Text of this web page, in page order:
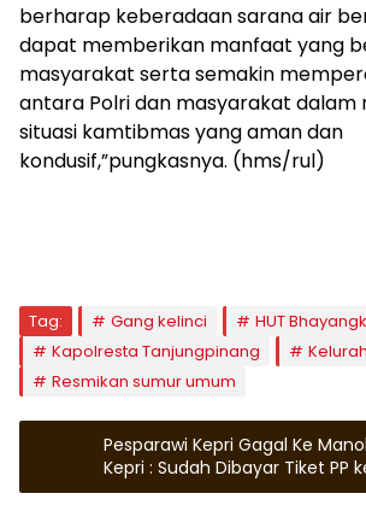
berharap keberadaan sarana air
dapat memberikan manfaat yang
masyarakat serta semakin
antara Polri dan masyarakat dalam
situasi kamtibmas yang aman dan
kondusif,”pungkasnya. (hms/rul)
Tag: Gang kelinci
HUT
Kapolresta Tanjungpinang
Resmikan sumur umum
Pesparawi Kepri Gagal Ke
Kepri : Sudah Dibayar Tiket PP
Perjalanan